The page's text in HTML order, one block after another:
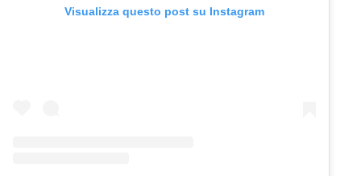
Visualizza questo post su Instagram